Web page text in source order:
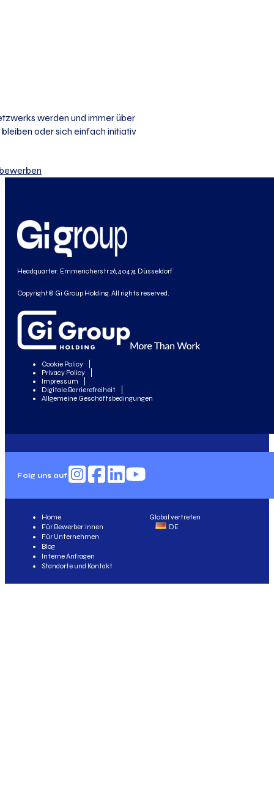
werden und immer über
oder sich einfach initiativ
Headquarter: Emmericherstr 26, 40474 Düsseldorf
Copyright© Gi Group Holding. All rights reserved.
Cookie Policy
Privacy Policy
Impressum
Digitale Barrierefreiheit
Allgemeine Geschäftsbedingungen
Folg uns auf
Global vertreten
DE
Home
Für Bewerber:innen
Für Unternehmen
Blog
Interne Anfragen
Standorte und Kontakt